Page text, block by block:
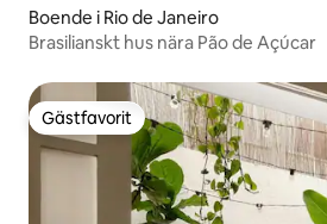
Boende i Rio de Janeiro
Brasilianskt hus nära Pão de Açúcar
Gästfavorit
Gästfavorit